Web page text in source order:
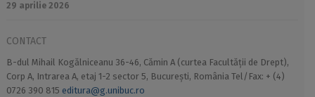
29 aprilie 2026
CONTACT
B-dul Mihail Kogălniceanu 36-46, Cămin A (curtea Facultății de Drept),
Corp A, Intrarea A, etaj 1-2 sector 5, București, România Tel/Fax: + (4)
0726 390 815 editura@g.unibuc.ro